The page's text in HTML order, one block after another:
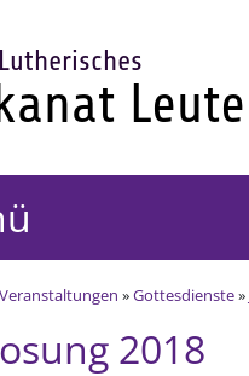
Veranstaltungen »Gottesdienste»
2018